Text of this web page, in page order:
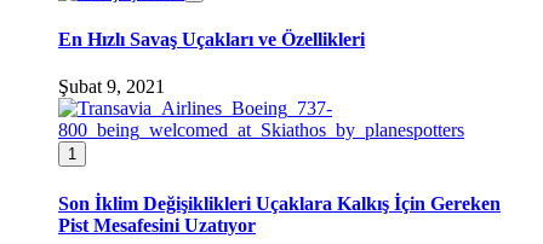
En Hızlı Savaş Uçakları ve Özellikleri
Şubat 9, 2021
1
Son İklim Değişiklikleri Uçaklara Kalkış İçin Gereken
Pist Mesafesini Uzatıyor